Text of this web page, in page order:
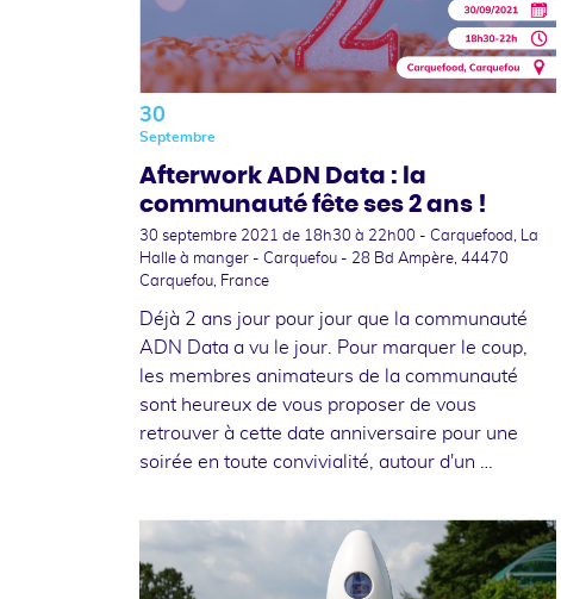
30
Septembre
Afterwork ADN Data : la
communauté fête ses 2 ans !
30 septembre 2021 de 18h30 à 22h00 - Carquefood, La
Halle à manger - Carquefou - 28 Bd Ampère, 44470
Carquefou, France
Déjà 2 ans jour pour jour que la communauté
ADN Data a vu le jour. Pour marquer le coup,
les membres animateurs de la communauté
sont heureux de vous proposer de vous
retrouver à cette date anniversaire pour une
soirée en toute convivialité, autour d'un …